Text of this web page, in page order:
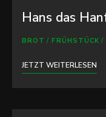
Hans das
BROT / FRÜHSTÜCK /
JETZT WEITERLESEN